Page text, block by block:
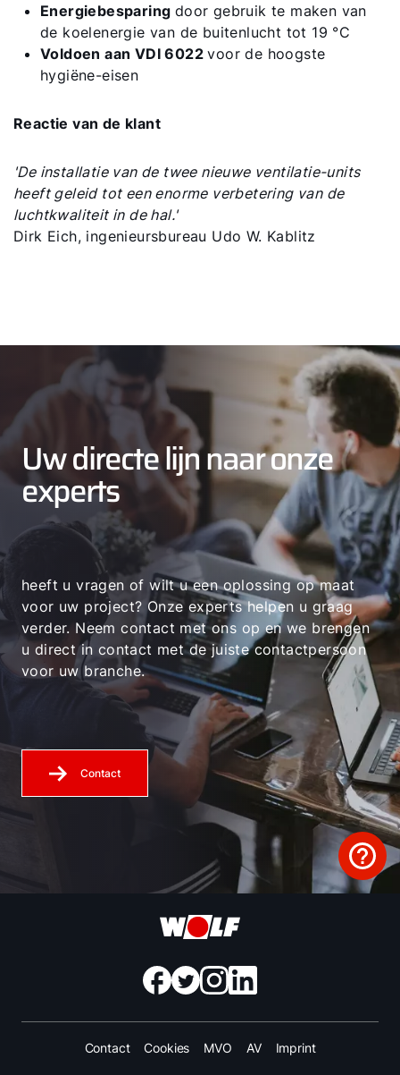
Energiebesparing door gebruik te maken van
de koelenergie van de buitenlucht tot 19 °C
Voldoen aan VDI 6022voor de hoogste
hygiëne-eisen
Reactie van de klant
'De installatie van de twee nieuwe ventilatie-units
heeft geleid tot een enorme verbetering van de
luchtkwaliteit in de hal.'
Dirk Eich, ingenieursbureau Udo W. Kablitz
Uw directe lijn naar onze
experts
heeft u vragen of wilt u een oplossing op maat
voor uw project? Onze experts helpen u graag
verder. Neem contact met ons op en we brengen
u direct in contact met de juiste contactpersoon
voor uw branche.
Contact
Contact Cookies MVO AV Imprint